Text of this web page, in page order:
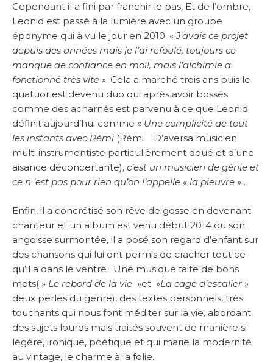
Cependant il a fini par franchir le pas, Et de l’ombre,
Leonid est passé à la lumière avec un groupe
éponyme qui à vu le jour en 2010. «J’avais ce projet
depuis des années mais je l’ai refoulé, toujours ce
manque de confiance en moi!, mais l’alchimie a
fonctionné très vite ». Cela a marché trois ans puis le
quatuor est devenu duo qui après avoir bossés
comme des acharnés est parvenu à ce que Leonid
définit aujourd’hui comme « Une complicité de tout
les instants avec Rémi (Rémi D’aversa musicien
multi instrumentiste particulièrement doué et d’une
aisance déconcertante), c’est un musicien de génie et
ce n ‘est pas pour rien qu’on l’appelle « la pieuvre » .
Enfin, il a concrétisé son rêve de gosse en devenant
chanteur et un album est venu début 2014 ou son
angoisse surmontée, il a posé son regard d’enfant sur
des chansons qui lui ont permis de cracher tout ce
qu’il a dans le ventre : Une musique faite de bons
mots( » Le rebord de la vie »et »La cage d’escalier»
deux perles du genre), des textes personnels, très
touchants qui nous font méditer sur la vie, abordant
des sujets lourds mais traités souvent de manière si
légère, ironique, poétique et qui marie la modernité
au vintage, le charme à la folie.